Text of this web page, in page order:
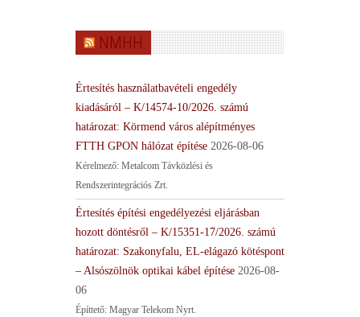
NMHH
Értesítés használatbavételi engedély
kiadásáról – K/14574-10/2026. számú
határozat: Körmend város alépítményes
FTTH GPON hálózat építése 2026-08-06
Kérelmező: Metalcom Távközlési és
Rendszerintegrációs Zrt.
Értesítés építési engedélyezési eljárásban
hozott döntésről – K/15351-17/2026. számú
határozat: Szakonyfalu, EL-elágazó kötéspont
– Alsószölnök optikai kábel építése 2026-08-
06
Építtető: Magyar Telekom Nyrt.